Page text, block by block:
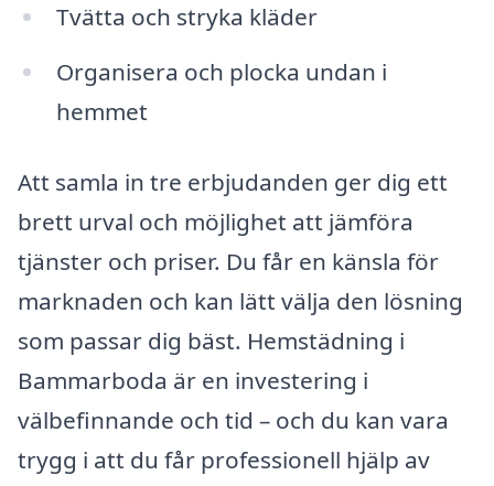
Tvätta och stryka kläder
Organisera och plocka undan i
hemmet
Att samla in tre erbjudanden ger dig ett
brett urval och möjlighet att jämföra
tjänster och priser. Du får en känsla för
marknaden och kan lätt välja den lösning
som passar dig bäst. Hemstädning i
Bammarboda är en investering i
välbefinnande och tid – och du kan vara
trygg i att du får professionell hjälp av